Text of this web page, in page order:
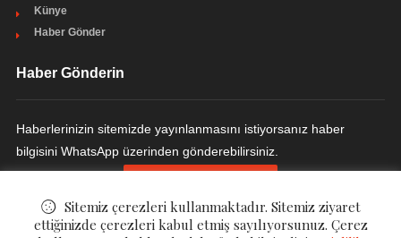
Künye
Haber Gönder
Haber Gönderin
Haberlerinizin sitemizde yayınlanmasını istiyorsanız haber
bilgisini WhatsApp üzerinden gönderebilirsiniz.
Sitemiz çerezleri kullanmaktadır. Sitemiz ziyaret
ettiğinizde çerezleri kabul etmiş sayılıyorsunuz. Çerez